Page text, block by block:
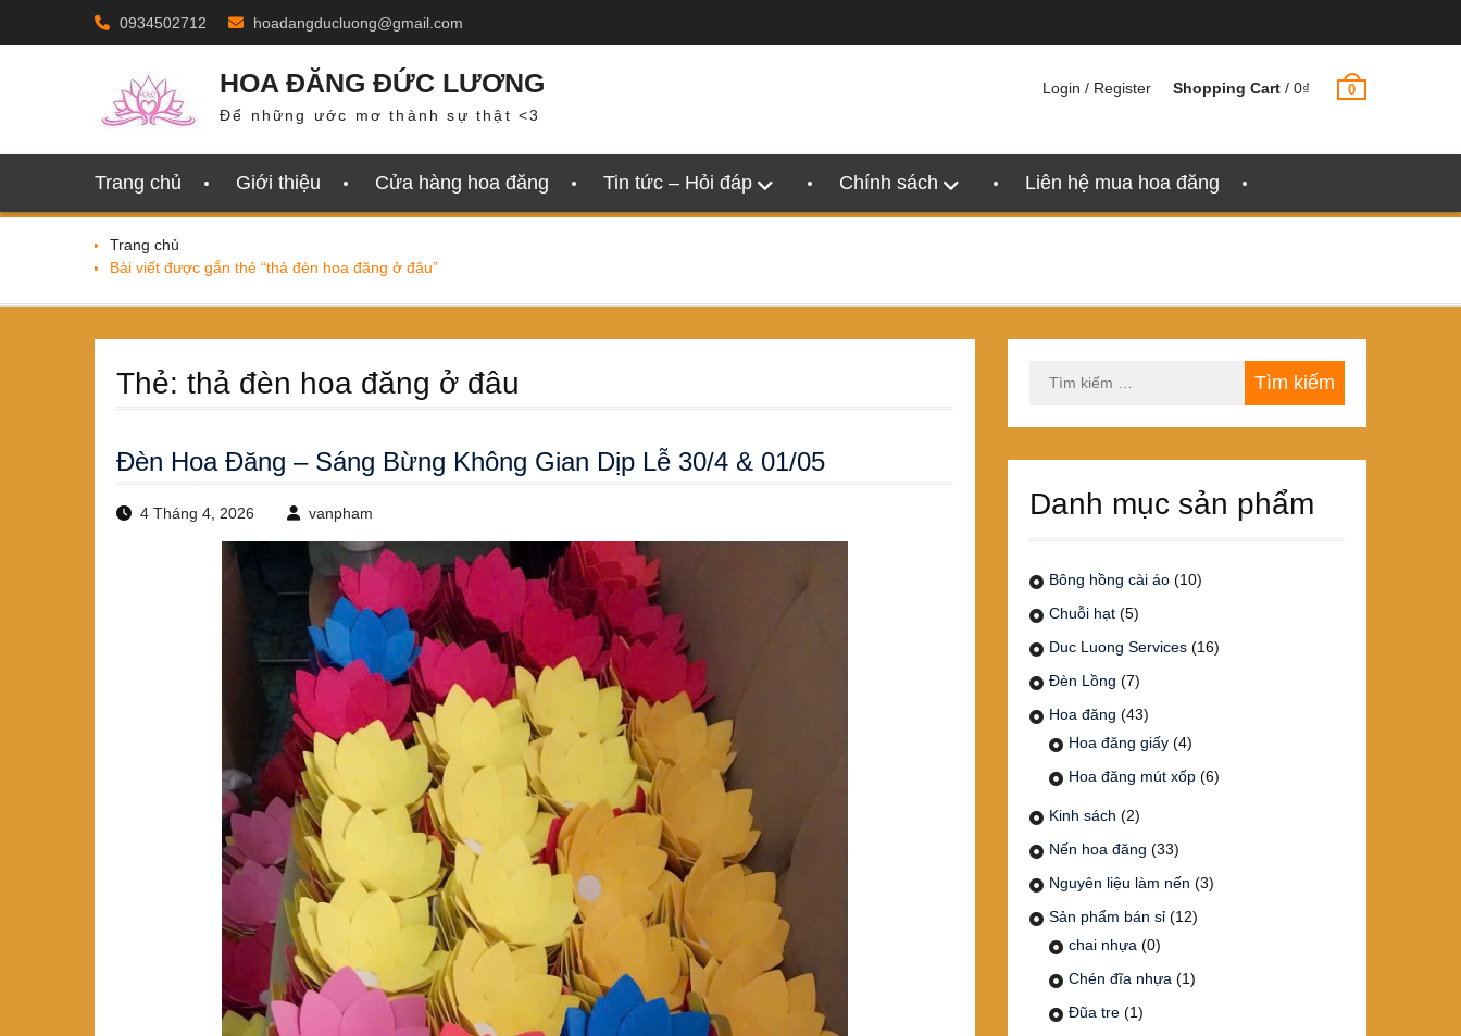
0934502712 hoadangducluong@gmail.com
HOA ĐĂNG ĐỨC LƯƠNG
Để những ước mơ thành sự thật <3
Login / Register Shopping Cart / 0₫ 0
Trang chủ Giới thiệu Cửa hàng hoa đăng Tin tức – Hỏi đáp Chính sách Liên hệ mua hoa đăng
Trang chủ
Bài viết được gắn thẻ “thả đèn hoa đăng ở đâu”
Thẻ: thả đèn hoa đăng ở đâu
Đèn Hoa Đăng – Sáng Bừng Không Gian Dịp Lễ 30/4 & 01/05
4 Tháng 4, 2026 vanpham
kiếm
Danh mục sản phẩm
Bông hồng cài áo (10)
Chuỗi hạt (5)
Duc Luong Services (16)
Đèn Lồng (7)
Hoa đăng (43)
Hoa đăng giấy (4)
Hoa đăng mút xốp (6)
Kinh sách (2)
Nến hoa đăng (33)
Nguyên liệu làm nến (3)
Sản phẩm bán sỉ (12)
chai nhựa (0)
Chén đĩa nhựa (1)
Đũa tre (1)